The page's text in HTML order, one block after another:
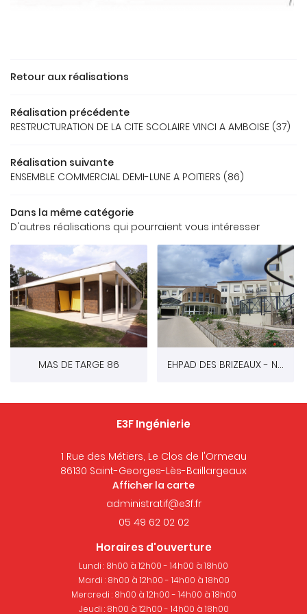
RÉFÉRENCES
FONT CONFIANCE
CONTACT
05 49 62 02
Retour aux réalisations
Réalisation précédente
RESTRUCTURATION DE LA CITE SCOLAIRE VINCI A AMBOISE (37)
Réalisation suivante
ENSEMBLE COMMERCIAL DEMI-LUNE A POITIERS (86)
Dans la même catégorie
D'autres réalisations qui pourraient vous intéresser
MAS DE TARGE 86 EHPAD DES BRIZEAUX - NIORT 79
E3F Ingénierie
1 Rue des Métiers, Le Clos de l'Ormeau
86130 Saint-Georges-Lès-Baillargeaux
Afficher la carte
05 49 62 02 02
Horaires d'ouverture
Lundi : 8h00 à 12h00 - 14h00 à 18h00
Mardi : 8h00 à 12h00 - 14h00 à 18h00
Mercredi : 8h00 à 12h00 - 14h00 à 18h00
Jeudi : 8h00 à 12h00 - 14h00 à 18h00